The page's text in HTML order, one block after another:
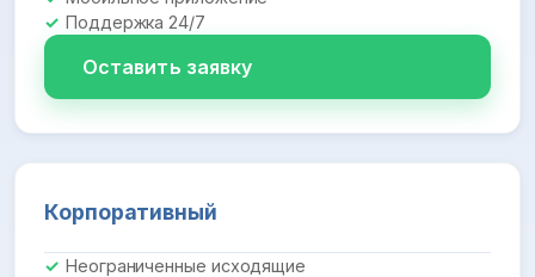
Поддержка 24/7
Оставить заявку
Корпоративный
Неограниченные исходящие